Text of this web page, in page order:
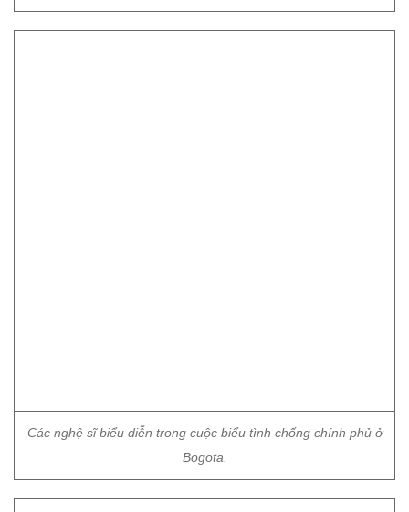
Các nghệ sĩ biểu diễn trong cuộc biểu tình chống chính phủ ở
Bogota.